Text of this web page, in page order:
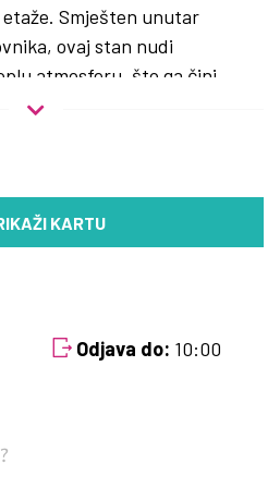
Smješten unutar
ovaj stan nudi
atmosferu, što ga čini
s djetetom ili putnike koji
funkcionalan dvokatni dizajn.
opremljena kuhinja i
pripremu obiteljskih
hladnjakom,
potrebnim posuđem. Stube
koja služi kao srce doma.
dnevni boravak s udobnom
KARTU
Odjava do: 10:00